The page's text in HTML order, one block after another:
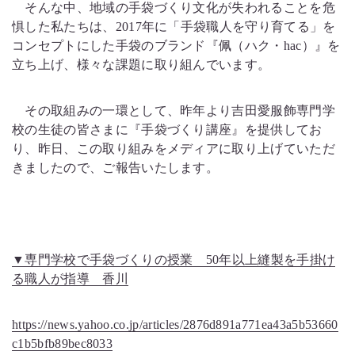
そんな中、地域の手袋づくり文化が失われることを危
惧した私たちは、2017年に「手袋職人を守り育てる」を
コンセプトにした手袋のブランド『佩（ハク・hac）』を
立ち上げ、様々な課題に取り組んでいます。
その取組みの一環として、昨年より吉田愛服飾専門学
校の生徒の皆さまに『手袋づくり講座』を提供してお
り、昨日、この取り組みをメディアに取り上げていただ
きましたので、ご報告いたします。
▼専門学校で手袋づくりの授業 50年以上縫製を手掛け
る職人が指導 香川
https://news.yahoo.co.jp/articles/2876d891a771ea43a5b53660
c1b5bfb89bec8033